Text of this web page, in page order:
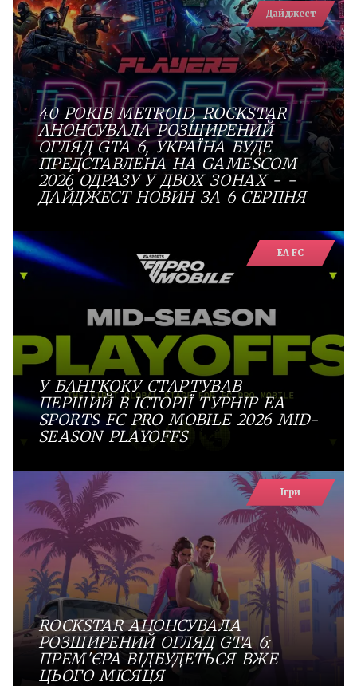
Дайджест
40 РОКІВ METROID, ROCKSTAR
АНОНСУВАЛА РОЗШИРЕНИЙ
ОГЛЯД GTA 6, УКРАЇНА БУДЕ
ПРЕДСТАВЛЕНА НА GAMESCOM
2026 ОДРАЗУ У ДВОХ ЗОНАХ - -
ДАЙДЖЕСТ НОВИН ЗА 6 СЕРПНЯ
EA FC
У БАНГКОКУ СТАРТУВАВ
ПЕРШИЙ В ІСТОРІЇ ТУРНІР EA
SPORTS FC PRO MOBILE 2026 MID-
SEASON PLAYOFFS
Ігри
ROCKSTAR АНОНСУВАЛА
РОЗШИРЕНИЙ ОГЛЯД GTA 6:
ПРЕМ'ЄРА ВІДБУДЕТЬСЯ ВЖЕ
ЦЬОГО МІСЯЦЯ